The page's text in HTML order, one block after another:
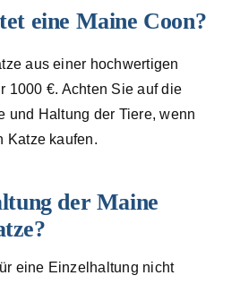
eine Maine Coon?
aus einer hochwertigen
1000 €. Achten Sie auf die
und Haltung der Tiere, wenn
Katze kaufen.
der Maine
eine Einzelhaltung nicht